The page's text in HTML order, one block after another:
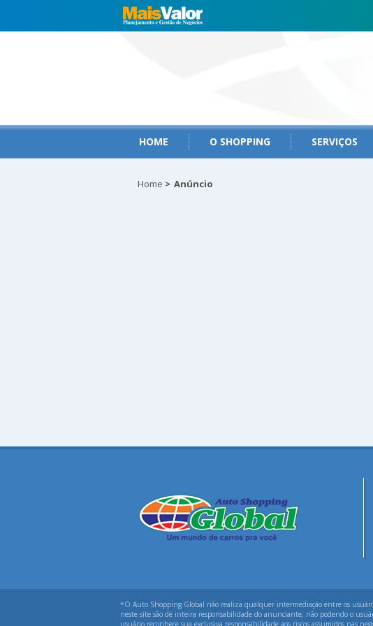
HOME O SHOPPING SERVIÇOS
Home > Anúncio
*O Auto Shopping Global não realiza qualquer intermediação entre os
neste site são de inteira responsabilidade do anunciante, não podendo o
usuário reconhece sua exclusiva responsabilidade aos riscos assumidos nas